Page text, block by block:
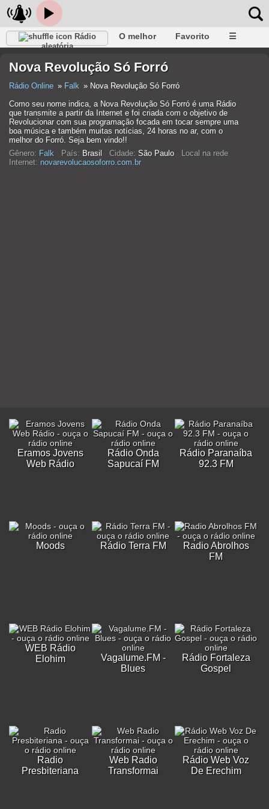
Rádio
aleatória
O melhor Favorito ☰
Nova Revolução Só Forró
Rádio Online Falk
Nova Revolução Só Forró
Como seu nome indica, a Nova Revolução Só Forró é uma Rádio
que transmite a partir da Internet e foi criada com o objetivo de
Revolucionar com sua programação focada em tocar sempre uma
boa música e também muitas notícias, 24 horas no ar, com o
melhor do Forró. Seja bem vindo!!
Gênero: Falk País: Brasil Cidade: São Paulo
Local na rede
Internet: novarevolucaosoforro.com.br
Eramos Jovens
Web Rádio
Rádio Onda
Sapucaí FM
Rádio Paranaíba
92.3 FM
Moods Rádio Terra FM
Radio Abrolhos
FM
WEB Rádio
Elohim
Vagalume.FM -
Blues
Rádio Fortaleza
Gospel
Radio
Presbiteriana
Web Radio
Transformai
Rádio Web Voz
De Erechim